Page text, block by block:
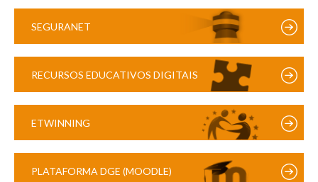
SEGURANET
RECURSOS EDUCATIVOS DIGITAIS
ETWINNING
PLATAFORMA DGE (MOODLE)